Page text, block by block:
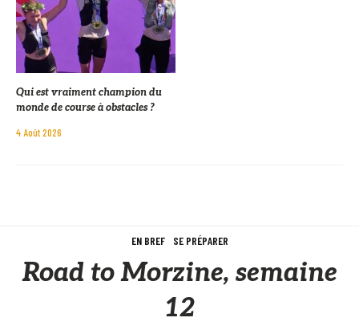
Qui est vraiment champion du
monde de course à obstacles ?
4 Août 2026
EN BREF SE PRÉPARER
Road to Morzine, semaine
12